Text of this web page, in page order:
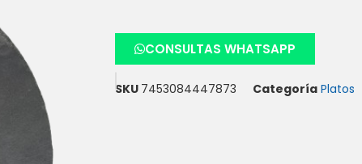
CONSULTAS WHATSAPP
SKU 7453084447873 Categoría Platos